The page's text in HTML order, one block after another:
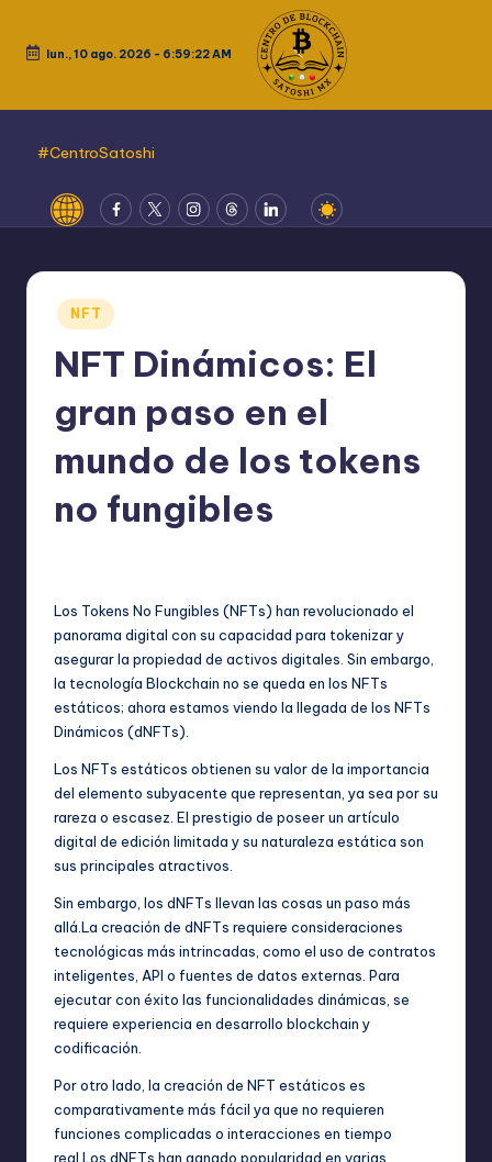
Saltar lun., 10 ago. 2026 - 6:59:23 AM
#CentroSatoshi
Website
FcebookTwitterInstagramThreadsLinkedIn
Publicado
en
NFT
NFT Dinámicos: El
gran paso en el
mundo de los tokens
no fungibles
Los Tokens No Fungibles (NFTs) han revolucionado el
panorama digital con su capacidad para tokenizar y
asegurar la propiedad de activos digitales. Sin embargo,
la tecnología Blockchain no se queda en los NFTs
estáticos; ahora estamos viendo la llegada de los NFTs
Dinámicos (dNFTs).
Los NFTs estáticos obtienen su valor de la importancia
del elemento subyacente que representan, ya sea por su
rareza o escasez. El prestigio de poseer un artículo
digital de edición limitada y su naturaleza estática son
sus principales atractivos.
Sin embargo, los dNFTs llevan las cosas un paso más
allá.La creación de dNFTs requiere consideraciones
tecnológicas más intrincadas, como el uso de contratos
inteligentes, API o fuentes de datos externas. Para
ejecutar con éxito las funcionalidades dinámicas, se
requiere experiencia en desarrollo blockchain y
codificación.
Por otro lado, la creación de NFT estáticos es
comparativamente más fácil ya que no requieren
funciones complicadas o interacciones en tiempo
real.Los dNFTs han ganado popularidad en varias